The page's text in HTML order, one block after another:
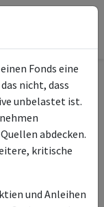
Corporate
ETF USD Dis
Fonds eine
nicht, dass
unbelastet ist.
abdecken.
kritische
und Anleihen